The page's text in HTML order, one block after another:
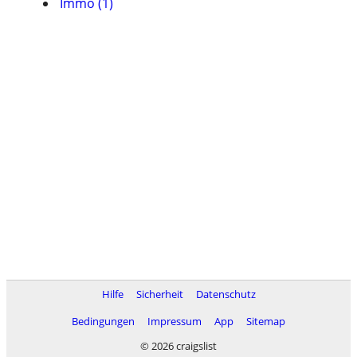
Hilfe Sicherheit
Datenschutz
Bedingungen
Impressum App
Sitemap
© 2026 craigslist